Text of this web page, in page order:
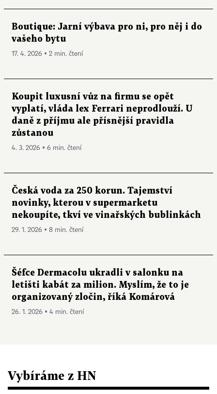
Boutique: Jarní výbava pro ni, pro něj i do
vašeho bytu
17. 4. 2026 ▪ 2 min. čtení
Koupit luxusní vůz na firmu se opět
vyplatí, vláda lex Ferrari neprodlouží. U
daně z příjmu ale přísnější pravidla
zůstanou
4. 3. 2026 ▪ 6 min. čtení
Česká voda za 250 korun. Tajemství
novinky, kterou v supermarketu
nekoupíte, tkví ve vinařských bublinkách
29. 1. 2026 ▪ 8 min. čtení
Šéfce Dermacolu ukradli v salonku na
letišti kabát za milion. Myslím, že to je
organizovaný zločin, říká Komárová
26. 1. 2026 ▪ 4 min. čtení
Vybíráme z HN